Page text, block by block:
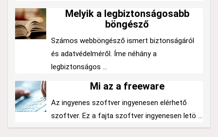
Melyik a legbiztonságosabb
böngésző
Számos webböngésző ismert biztonságáról
és adatvédelméről. Íme néhány a
legbiztonságos ...
Mi az a freeware
Az ingyenes szoftver ingyenesen elérhető
szoftver. Ez a fajta szoftver ingyenesen letö ...